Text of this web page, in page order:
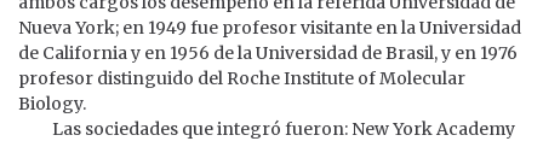
Nueva York; en 1949 fue profesor visitante en la Universidad
de California y en 1956 de la Universidad de Brasil, y en 1976
profesor distinguido del Roche Institute of Molecular
Biology.
Las sociedades que integró fueron: New York Academy